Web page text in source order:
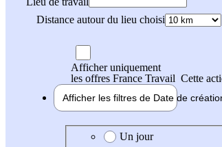
Distance autour du lieu choisi
Afficher uniquement
les offres France Travail Cette
Afficher les filtres de Date de
Date de création de l'offre
Un jour